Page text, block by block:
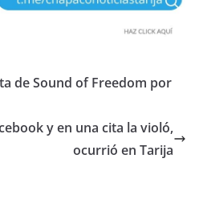
de Sound of Freedom por
y en una cita la violó,
ocurrió en Tarija